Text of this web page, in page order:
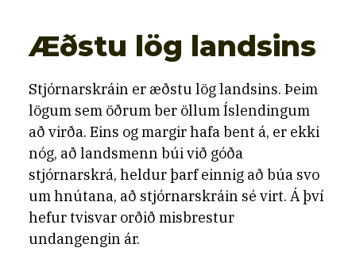
Æðstu lög landsins
Stjórnarskráin er æðstu lög landsins. Þeim
lögum sem öðrum ber öllum Íslendingum
að virða. Eins og margir hafa bent á, er ekki
nóg, að landsmenn búi við góða
stjórnarskrá, heldur þarf einnig að búa svo
um hnútana, að stjórnarskráin sé virt. Á því
hefur tvisvar orðið misbrestur
undangengin ár.